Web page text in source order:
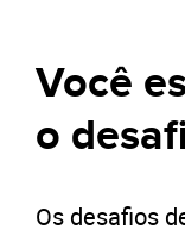
Você
o
Os desafios